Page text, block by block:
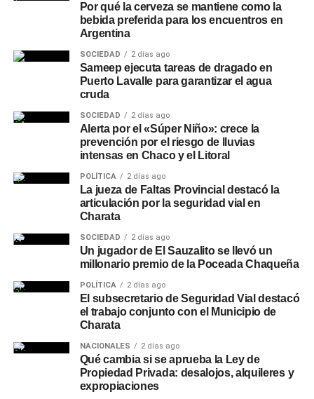
Por qué la cerveza se mantiene como la
bebida preferida para los encuentros en
Argentina
SOCIEDAD 2 días ago
Sameep ejecuta tareas de dragado en
Puerto Lavalle para garantizar el agua
cruda
SOCIEDAD 2 días ago
Alerta por el «Súper Niño»: crece la
prevención por el riesgo de lluvias
intensas en Chaco y el Litoral
POLÍTICA 2 días ago
La jueza de Faltas Provincial destacó la
articulación por la seguridad vial en
Charata
SOCIEDAD 2 días ago
Un jugador de El Sauzalito se llevó un
millonario premio de la Poceada Chaqueña
POLÍTICA 2 días ago
El subsecretario de Seguridad Vial destacó
el trabajo conjunto con el Municipio de
Charata
NACIONALES 2 días ago
Qué cambia si se aprueba la Ley de
Propiedad Privada: desalojos, alquileres y
expropiaciones